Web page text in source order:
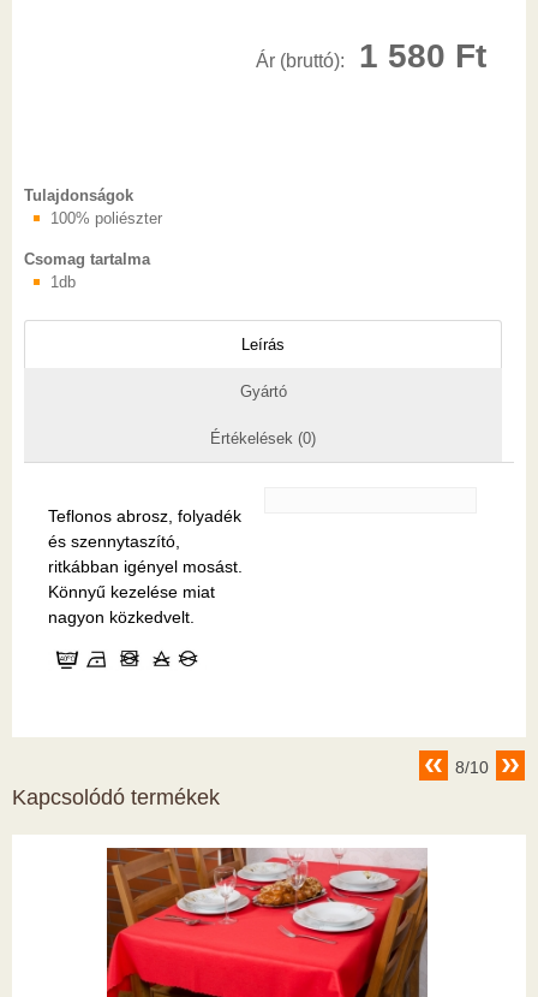
Ár (bruttó): 1 580 Ft
Tulajdonságok
100% poliészter
Csomag tartalma
1db
Leírás
Gyártó
Értékelések (0)
Teflonos abrosz, folyadék
és szennytaszító,
ritkábban igényel mosást.
Könnyű kezelése miat
nagyon közkedvelt.
8/10
Kapcsolódó termékek